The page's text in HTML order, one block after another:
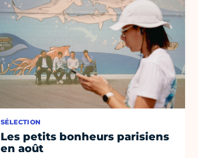
SÉLECTION
Les petits bonheurs parisiens
en août